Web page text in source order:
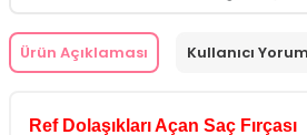
Ürün Açıklaması Kullanıcı
Ref Dolaşıkları Açan Saç Fırçası